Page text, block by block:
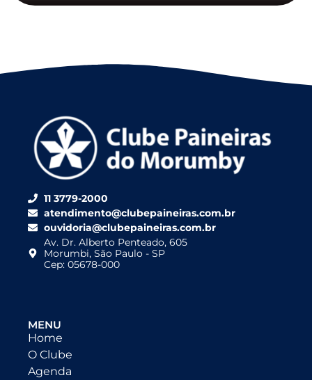
11 3779-2000
atendimento@clubepaineiras.com.br
ouvidoria@clubepaineiras.com.br
Av. Dr. Alberto Penteado, 605
Morumbi, São Paulo - SP
Cep: 05678-000
MENU
Home
O Clube
Agenda